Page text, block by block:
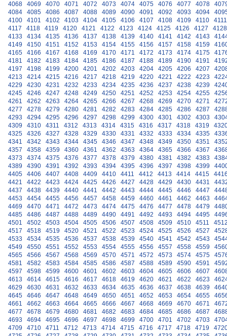
4068
4069 4070 4071 4072 4073 4074 4075 4076 4077 4078
4084
4085 4086 4087 4088 4089 4090 4091 4092 4093 4094
4100
4101 4102 4103 4104 4105 4106 4107 4108 4109 4110
4111
4117
4118 4119 4120 4121 4122 4123 4124 4125 4126 4127
4128
4133
4134 4135 4136 4137 4138 4139 4140 4141 4142 4143
4149
4150 4151 4152 4153 4154 4155 4156 4157 4158 4159
4165
4166 4167 4168 4169 4170 4171 4172 4173 4174 4175
4181
4182 4183 4184 4185 4186 4187 4188 4189 4190 4191
4197
4198 4199 4200 4201 4202 4203 4204 4205 4206 4207
4213
4214 4215 4216 4217 4218 4219 4220 4221 4222 4223
4229
4230 4231 4232 4233 4234 4235 4236 4237 4238 4239
4245
4246 4247 4248 4249 4250 4251 4252 4253 4254 4255
4261
4262 4263 4264 4265 4266 4267 4268 4269 4270 4271
4277
4278 4279 4280 4281 4282 4283 4284 4285 4286 4287
4293
4294 4295 4296 4297 4298 4299 4300 4301 4302 4303
4309
4310 4311 4312 4313 4314 4315 4316 4317 4318 4319
4325
4326 4327 4328 4329 4330 4331 4332 4333 4334 4335
4341
4342 4343 4344 4345 4346 4347 4348 4349 4350 4351
4357
4358 4359 4360 4361 4362 4363 4364 4365 4366 4367
4373
4374 4375 4376 4377 4378 4379 4380 4381 4382 4383
4389
4390 4391 4392 4393 4394 4395 4396 4397 4398 4399
4405
4406 4407 4408 4409 4410 4411 4412 4413 4414 4415
4421
4422 4423 4424 4425 4426 4427 4428 4429 4430 4431
4437
4438 4439 4440 4441 4442 4443 4444 4445 4446 4447
4453
4454 4455 4456 4457 4458 4459 4460 4461 4462 4463
4469
4470 4471 4472 4473 4474 4475 4476 4477 4478 4479
4485
4486 4487 4488 4489 4490 4491 4492 4493 4494 4495
4501
4502 4503 4504 4505 4506 4507 4508 4509 4510 4511
4517
4518 4519 4520 4521 4522 4523 4524 4525 4526 4527
4533
4534 4535 4536 4537 4538 4539 4540 4541 4542 4543
4549
4550 4551 4552 4553 4554 4555 4556 4557 4558 4559
4565
4566 4567 4568 4569 4570 4571 4572 4573 4574 4575
4581
4582 4583 4584 4585 4586 4587 4588 4589 4590 4591
4597
4598 4599 4600 4601 4602 4603 4604 4605 4606 4607
4613
4614 4615 4616 4617 4618 4619 4620 4621 4622 4623
4629
4630 4631 4632 4633 4634 4635 4636 4637 4638 4639
4645
4646 4647 4648 4649 4650 4651 4652 4653 4654 4655
4661
4662 4663 4664 4665 4666 4667 4668 4669 4670 4671
4677
4678 4679 4680 4681 4682 4683 4684 4685 4686 4687
4693
4694 4695 4696 4697 4698 4699 4700 4701 4702 4703
4709
4710 4711 4712 4713 4714 4715 4716 4717 4718 4719